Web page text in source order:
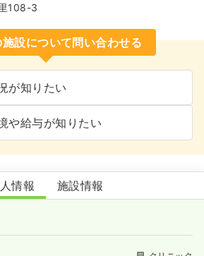
108-3
施設について問い合わせる
が知りたい
や給与が知りたい
ヒデ整形クリニック
情報 施設情報